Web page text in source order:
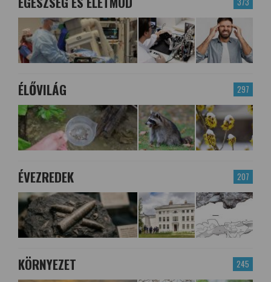
297
ÉLŐVILÁG
207
ÉVEZREDEK
245
KÖRNYEZET